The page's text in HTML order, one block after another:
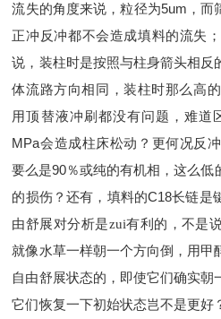
流失的角度来说，粒径为5um ，而
正冲反冲都不会造成填料的流失
说，装柱时是按照与柱身箭头相反
体流路方向相同，装柱时那么高
用顶替液冲刷都没有问题，难道
MPa会造成柱床松动？更何况反
要么是90％或纯的有机相，这么
的损伤？还有，填料的C18长链是
由舒展对分析是zui有利的，不是
就像水草一样朝一个方向倒，用甲
自由舒展状态的，即使它们确实朝
它们恢复一下初始状态岂不是更好